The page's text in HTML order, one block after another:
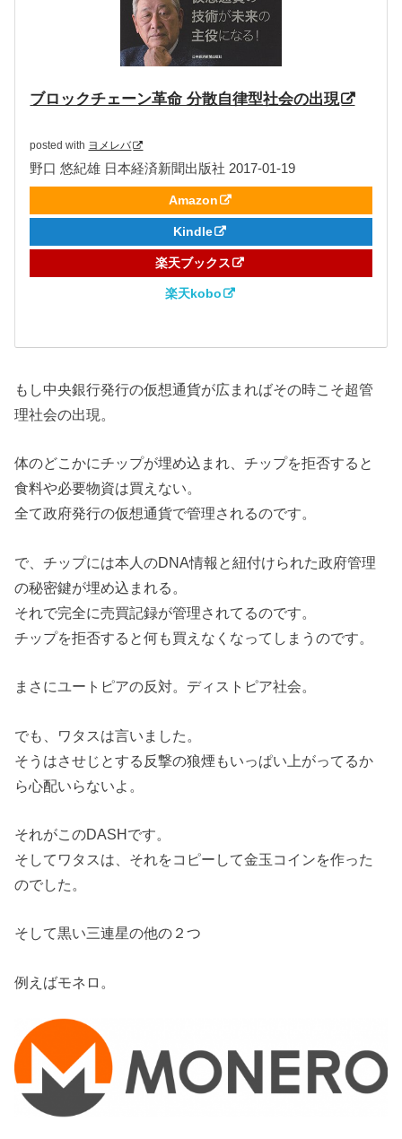
ブロックチェーン革命 分散自律型社会の出現
posted with ヨメレバ
野口 悠紀雄 日本経済新聞出版社 2017-01-19
Amazon
Kindle
楽天ブックス
楽天kobo
もし中央銀行発行の仮想通貨が広まればその時こそ超管
理社会の出現。
体のどこかにチップが埋め込まれ、チップを拒否すると
食料や必要物資は買えない。
全て政府発行の仮想通貨で管理されるのです。
で、チップには本人のDNA情報と紐付けられた政府管理
の秘密鍵が埋め込まれる。
それで完全に売買記録が管理されてるのです。
チップを拒否すると何も買えなくなってしまうのです。
まさにユートピアの反対。ディストピア社会。
でも、ワタスは言いました。
そうはさせじとする反撃の狼煙もいっぱい上がってるか
ら心配いらないよ。
それがこのDASHです。
そしてワタスは、それをコピーして金玉コインを作った
のでした。
そして黒い三連星の他の２つ
例えばモネロ。